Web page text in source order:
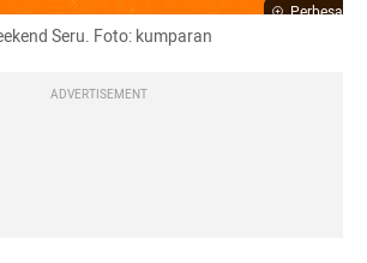
Perbesar
Seru. Foto: kumparan
ADVERTISEMENT